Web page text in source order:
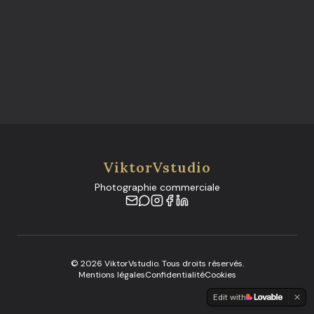
ViktorVstudio
Photographie commerciale
© 2026 ViktorVstudio. Tous droits réservés.
Mentions légalesConfidentialitéCookies
Edit with